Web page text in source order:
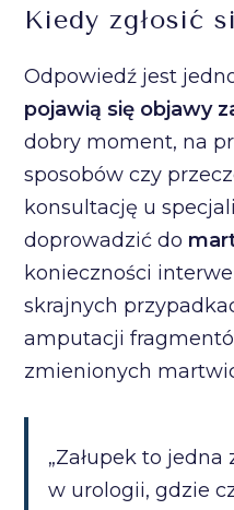
Kiedy zgłosić
Odpowiedź jest
pojawią się objawy
dobry moment, na
sposobów czy
konsultację u
doprowadzić do
konieczności
skrajnych
amputacji
zmienionych
„Załupek to
w urologii, gdzie